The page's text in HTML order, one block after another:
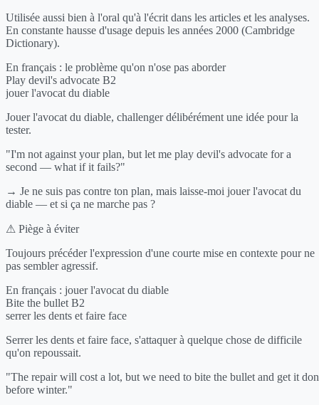
Utilisée aussi bien à l'oral qu'à l'écrit dans les articles et les analyses.
En constante hausse d'usage depuis les années 2000 (Cambridge
Dictionary).
En français : le problème qu'on n'ose pas aborder
Play devil's advocate B2
jouer l'avocat du diable
Jouer l'avocat du diable, challenger délibérément une idée pour la
tester.
"I'm not against your plan, but let me play devil's advocate for a
second — what if it fails?"
→ Je ne suis pas contre ton plan, mais laisse-moi jouer l'avocat du
diable — et si ça ne marche pas ?
⚠ Piège à éviter
Toujours précéder l'expression d'une courte mise en contexte pour ne
pas sembler agressif.
En français : jouer l'avocat du diable
Bite the bullet B2
serrer les dents et faire face
Serrer les dents et faire face, s'attaquer à quelque chose de difficile
qu'on repoussait.
"The repair will cost a lot, but we need to bite the bullet and get it
before winter."